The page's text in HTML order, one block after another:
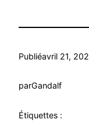
Publiéavril 21,
parGandalf
Étiquettes :